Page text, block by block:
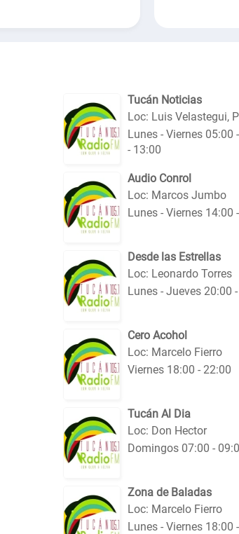
Tucán Noticias
Loc: Luis Velastegui,
Lunes - Viernes 05:00
- 13:00
Audio Conrol
Loc: Marcos Jumbo
Lunes - Viernes 14:00
Desde las Estrellas
Loc: Leonardo Torres
Lunes - Jueves 20:00
Cero Acohol
Loc: Marcelo Fierro
Viernes 18:00 - 22:00
Tucán Al Dia
Loc: Don Hector
Domingos 07:00 -
Zona de Baladas
Loc: Marcelo Fierro
Lunes - Viernes 18:00